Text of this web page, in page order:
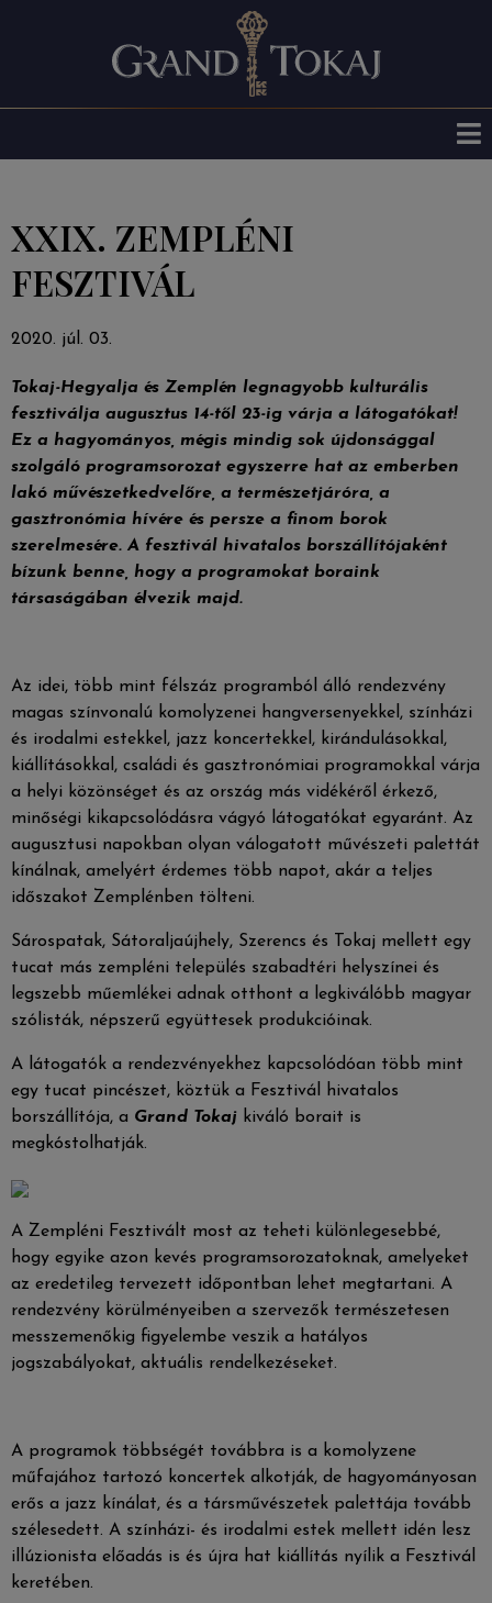
XXIX. ZEMPLÉNI
FESZTIVÁL
2020. júl. 03.
Tokaj-Hegyalja és Zemplén legnagyobb kulturális
fesztiválja augusztus 14-től 23-ig várja a látogatókat!
Ez a hagyományos, mégis mindig sok újdonsággal
szolgáló programsorozat egyszerre hat az emberben
lakó művészetkedvelőre, a természetjáróra, a
gasztronómia hívére és persze a finom borok
szerelmesére. A fesztivál hivatalos borszállítójaként
bízunk benne, hogy a programokat boraink
társaságában élvezik majd.
Az idei, több mint félszáz programból álló rendezvény
magas színvonalú komolyzenei hangversenyekkel, színházi
és irodalmi estekkel, jazz koncertekkel, kirándulásokkal,
kiállításokkal, családi és gasztronómiai programokkal várja
a helyi közönséget és az ország más vidékéről érkező,
minőségi kikapcsolódásra vágyó látogatókat egyaránt. Az
augusztusi napokban olyan válogatott művészeti palettát
kínálnak, amelyért érdemes több napot, akár a teljes
időszakot Zemplénben tölteni.
Sárospatak, Sátoraljaújhely, Szerencs és Tokaj mellett egy
tucat más zempléni település szabadtéri helyszínei és
legszebb műemlékei adnak otthont a legkiválóbb magyar
szólisták, népszerű együttesek produkcióinak.
A látogatók a rendezvényekhez kapcsolódóan több mint
egy tucat pincészet, köztük a Fesztivál hivatalos
borszállítója, a Grand Tokaj kiváló borait is
megkóstolhatják.
A Zempléni Fesztivált most az teheti különlegesebbé,
hogy egyike azon kevés programsorozatoknak, amelyeket
az eredetileg tervezett időpontban lehet megtartani. A
rendezvény körülményeiben a szervezők természetesen
messzemenőkig figyelembe veszik a hatályos
jogszabályokat, aktuális rendelkezéseket.
A programok többségét továbbra is a komolyzene
műfajához tartozó koncertek alkotják, de hagyományosan
erős a jazz kínálat, és a társművészetek palettája tovább
szélesedett. A színházi- és irodalmi estek mellett idén lesz
illúzionista előadás is és újra hat kiállítás nyílik a Fesztivál
keretében.